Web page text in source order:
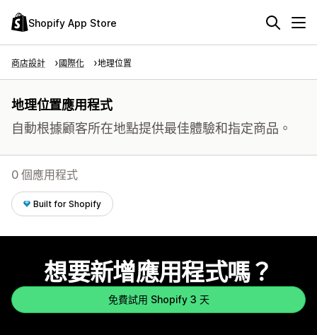
Shopify App Store
商店設計 國際化 地理位置
地理位置應用程式
自動根據顧客所在地點提供最佳體驗和指定商品。
0 個應用程式
Built for Shopify
想要新增應用程式嗎？
免費試用 Shopify 3 天